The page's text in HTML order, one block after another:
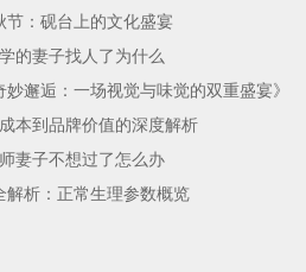
节：砚台上的文化盛宴
的妻子找人了为什么
邂逅：一场视觉与味觉的双重盛宴》
本到品牌价值的深度解析
妻子不想过了怎么办
解析：正常生理参数概览